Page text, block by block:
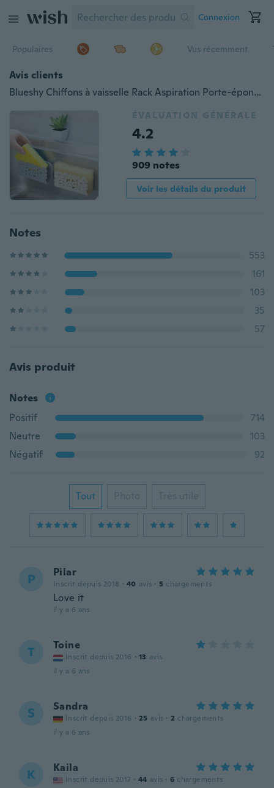
Connexion
Populaires Vus récemment
Avis clients
Blueshy Chiffons à vaisselle Rack Aspiration Porte-éponge Clip Rag Storage Rack
ÉVALUATION GÉNÉRALE
4.2
909 notes
Voir les détails du produit
Notes
553
161
103
35
57
Avis produit
Notes
Positif
714
Neutre
103
Négatif
92
Tout Photo Très utile
P Pilar
Inscrit depuis 2018 · 40 avis · 5 chargements
Love it
il y a 6 ans
T Toine
Inscrit depuis 2016 · 13 avis
il y a 6 ans
S Sandra
Inscrit depuis 2016 · 25 avis · 2 chargements
il y a 6 ans
K Kaila
Inscrit depuis 2017 · 44 avis · 6 chargements